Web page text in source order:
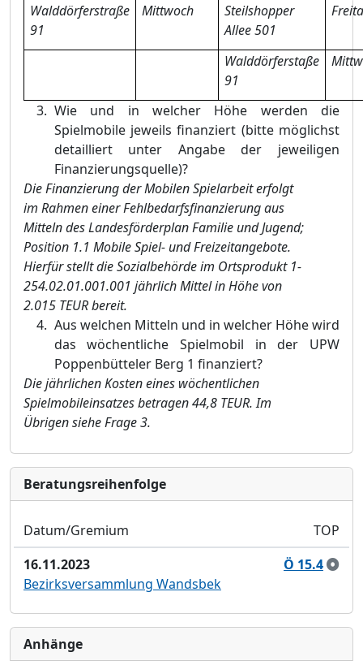
Walddörferstraße
91
Mittwoch
Steilshopper
Allee 501
Walddörferstaße
91
Wie und in welcher Höhe werden die
Spielmobile jeweils finanziert (bitte möglichst
detailliert unter Angabe der jeweiligen
Finanzierungsquelle)?
Die Finanzierung der Mobilen Spielarbeit erfolgt
im Rahmen einer Fehlbedarfsfinanzierung aus
Mitteln des Landesförderplan Familie und Jugend;
Position 1.1 Mobile Spiel- und Freizeitangebote.
Hierfür stellt die Sozialbehörde im Ortsprodukt 1-
254.02.01.001.001 jährlich Mittel in Höhe von
2.015 TEUR bereit.
Aus welchen Mitteln und in welcher Höhe wird
das wöchentliche Spielmobil in der UPW
Poppenbütteler Berg 1 finanziert?
Die jährlichen Kosten eines wöchentlichen
Spielmobileinsatzes betragen 44,8 TEUR. Im
Übrigen siehe Frage 3.
Bera­tungs­reihen­folge
Datum/Gremium
TOP
16.11.2023
Ö 15.4
Bezirksversammlung Wandsbek
Anhänge